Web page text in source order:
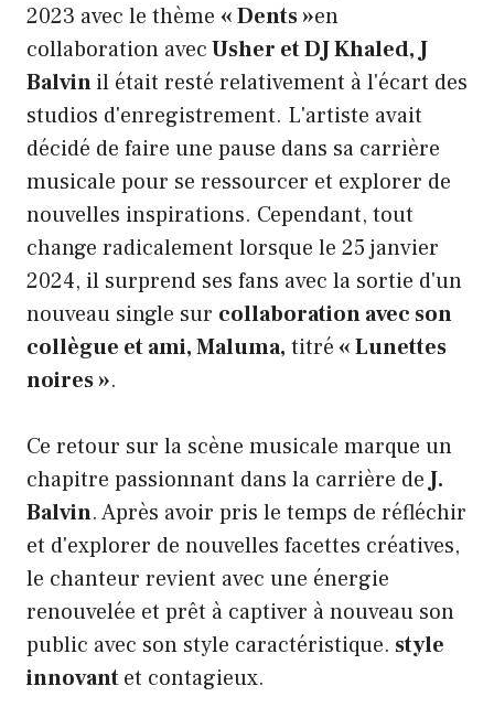
2023 avec le thème « Dents »en
collaboration avecUsher et DJ Khaled, J
Balvinil était resté relativement à l'écart des
studios d'enregistrement. L'artiste avait
décidé de faire une pause dans sa carrière
musicale pour se ressourcer et explorer de
nouvelles inspirations. Cependant, tout
change radicalement lorsque le 25 janvier
2024, il surprend ses fans avec la sortie d'un
nouveau single sur collaboration avec son
collègue et ami, Maluma, titré« Lunettes
noires ».
Ce retour sur la scène musicale marque un
chapitre passionnant dans la carrière deJ.
Balvin. Après avoir pris le temps de réfléchir
et d'explorer de nouvelles facettes créatives,
le chanteur revient avec une énergie
renouvelée et prêt à captiver à nouveau son
public avec son style caractéristique. style
innovantet contagieux.